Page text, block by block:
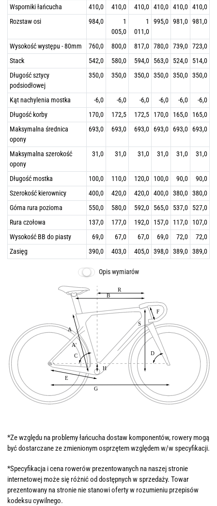
Wsporniki łańcucha
410,0 410,0 410,0 410,0 410,0 410,0
Rozstaw osi
984,0
1
005,0
1
011,0
995,0 981,0 981,0
Wysokość występu - 80mm 760,0 800,0 817,0 780,0 739,0 723,0
Stack
542,0 580,0 594,0 563,0 524,0
514,0
Długość sztycy
podsiodłowej
350,0 350,0 350,0 350,0 350,0 350,0
Kąt nachylenia mostka -6,0 -6,0 -6,0 -6,0 -6,0
-6,0
Długość korby
170,0 172,5 172,5 170,0 165,0
165,0
Maksymalna średnica
opony
693,0 693,0 693,0 693,0 693,0 693,0
Maksymalna szerokość
opony
31,0 31,0 31,0 31,0 31,0 31,0
Długość mostka 100,0 110,0 120,0 100,0 90,0
90,0
Szerokość kierownicy
400,0 420,0 420,0 400,0 380,0 380,0
Górna rura pozioma
550,0 580,0 592,0 565,0 537,0
527,0
Rura czołowa
137,0 177,0 192,0 157,0 117,0
107,0
Wysokość BB do piasty
69,0 67,0 67,0 69,0 72,0
72,0
Zasięg
390,0 403,0 405,0 398,0 389,0 389,0
Opis wymiarów
*Ze względu na problemy łańcucha dostaw komponentów, rowery mogą
być dostarczane ze zmienionym osprzętem względem w/w specyfikacji.
*Specyfikacja i cena rowerów prezentowanych na naszej stronie
internetowej może się różnić od dostępnych w sprzedaży. Towar
prezentowany na stronie nie stanowi oferty w rozumieniu przepisów
kodeksu cywilnego.